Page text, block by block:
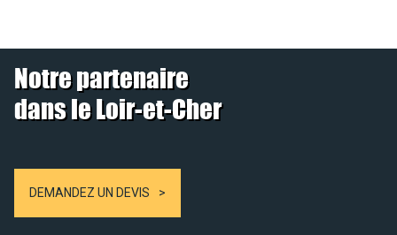
Notre partenaire
dans le Loir-et-Cher
DEMANDEZ UN DEVIS